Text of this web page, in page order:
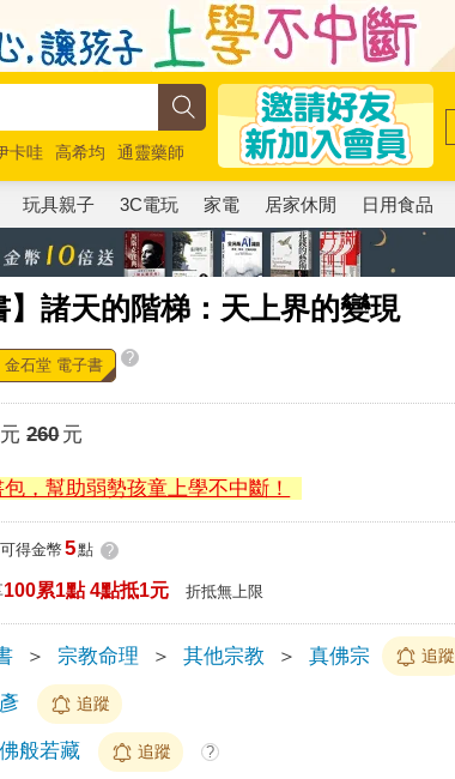
卡哇 高希均
通靈藥師
跑
玩具親子 3C電玩 家電 居家休閒 日用食品
】諸天的階梯：天上界的變現
金石堂 電子書 ?
元 260元
，幫助弱勢孩童上學不中斷！
得金幣 5點 ?
100累1點 4點抵1元 折抵無上限
＞ 宗教命理 ＞ 其他宗教 ＞ 真佛宗 追蹤
追蹤
般若藏 追蹤 ?